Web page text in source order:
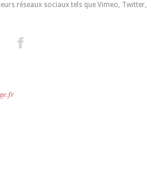
réseaux sociaux tels que Vimeo, Twitter,